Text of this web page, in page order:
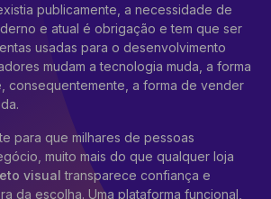
publicamente, a necessidade de
e atual é obrigação e tem que ser
usadas para o desenvolvimento
mudam a tecnologia muda, a forma
consequentemente, a forma de vender
para que milhares de pessoas
muito mais do que qualquer loja
visual transparece confiança e
da escolha. Uma plataforma funcional,